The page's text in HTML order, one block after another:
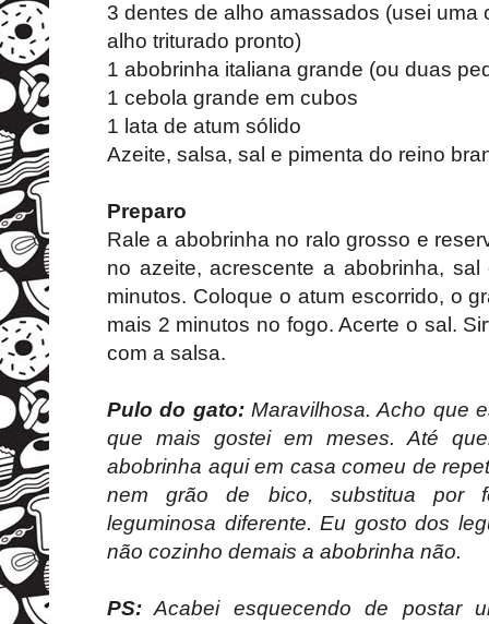
3 dentes de alho amassados (usei uma
alho triturado pronto)
1 abobrinha italiana grande (ou duas
1 cebola grande em cubos
1 lata de atum sólido
Azeite, salsa, sal e pimenta do reino
Preparo
Rale a abobrinha no ralo grosso e
no azeite, acrescente a abobrinha,
minutos. Coloque o atum escorrido, o
mais 2 minutos no fogo. Acerte o sal.
com a salsa.
Pulo do gato: Maravilhosa. Acho que
que mais gostei em meses. Até
abobrinha aqui em casa comeu de
nem grão de bico, substitua por
leguminosa diferente. Eu gosto dos
não cozinho demais a abobrinha não.
PS: Acabei esquecendo de postar